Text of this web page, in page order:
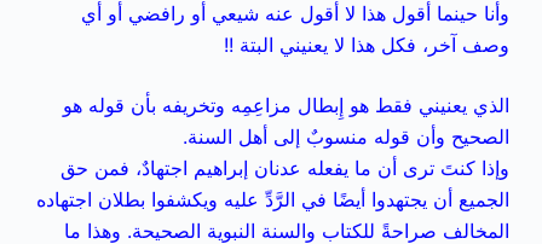
وأنا حينما أقول هذا لا أقول عنه شيعي أو رافضي أو أي
وصف آخر، فكل هذا لا يعنيني البتة !!
الذي يعنيني فقط هو إِبطال مزاعِمِه وتخريفه بأن قوله هو
الصحيح وأن قوله منسوبٌ إلى أهل السنة.
وإذا كنتَ ترى أن ما يفعله عدنان إبراهيم اجتهادٌ، فمن حق
الجميع أن يجتهدوا أيضًا في الرَّدِّ عليه ويكشفوا بطلان اجتهاده
المخالف صراحةً للكتاب والسنة النبوية الصحيحة. وهذا ما